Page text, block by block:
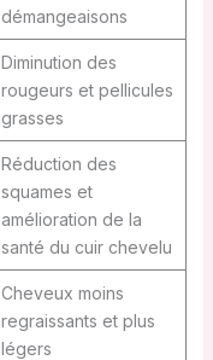
démangeaisons
Diminution des
rougeurs et pellicules
grasses
Réduction des
squames et
amélioration de la
santé du cuir chevelu
Cheveux moins
regraissants et plus
légers